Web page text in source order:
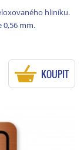
hliníku.
0,56 mm.
KOUPIT